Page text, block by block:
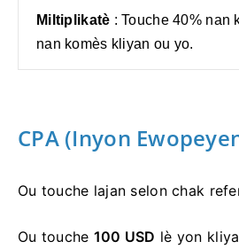
Miltiplikatè : Touche 40% nan
nan komès kliyan ou yo.
CPA (Inyon
Ou touche lajan selon chak
Ou touche 100 USD lè yon